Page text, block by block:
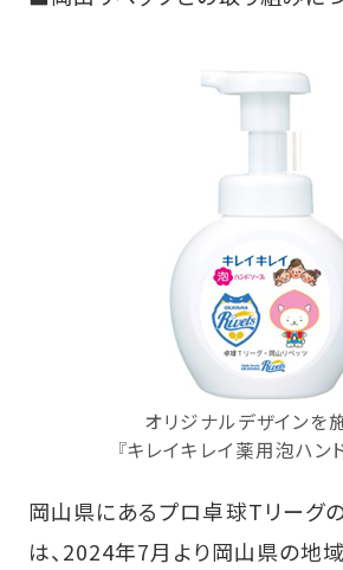
オリジナルデザインを
『キレイキレイ薬用泡ハン
岡山県にあるプロ卓球Tリーグ
は、2024年7月より岡山県の地